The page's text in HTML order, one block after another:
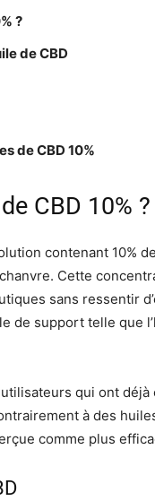
?
de CBD
de CBD 10%
CBD 10% ?
contenant 10%
Cette
sans ressentir
de support telle que
qui ont
à des
comme plus